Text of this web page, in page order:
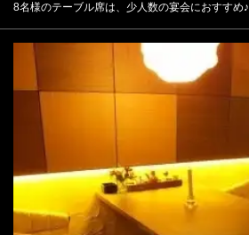
8名様のテーブル席は、少人数の宴会におすすめ♪